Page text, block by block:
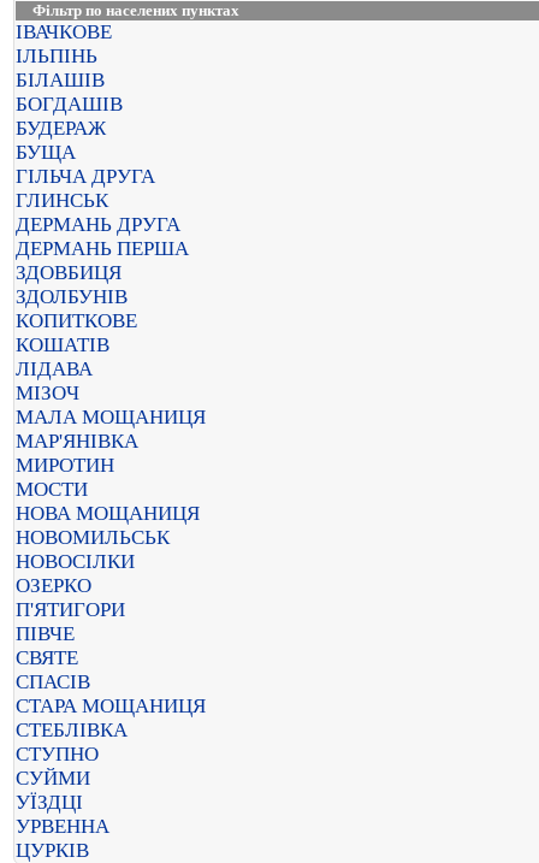
Фільтр по населених пунктах
ІВАЧКОВЕ
ІЛЬПІНЬ
БІЛАШІВ
БОГДАШІВ
БУДЕРАЖ
БУЩА
ГІЛЬЧА ДРУГА
ГЛИНСЬК
ДЕРМАНЬ ДРУГА
ДЕРМАНЬ ПЕРША
ЗДОВБИЦЯ
ЗДОЛБУНІВ
КОПИТКОВЕ
КОШАТІВ
ЛІДАВА
МІЗОЧ
МАЛА МОЩАНИЦЯ
МАР'ЯНІВКА
МИРОТИН
МОСТИ
НОВА МОЩАНИЦЯ
НОВОМИЛЬСЬК
НОВОСІЛКИ
ОЗЕРКО
П'ЯТИГОРИ
ПІВЧЕ
СВЯТЕ
СПАСІВ
СТАРА МОЩАНИЦЯ
СТЕБЛІВКА
СТУПНО
СУЙМИ
УЇЗДЦІ
УРВЕННА
ЦУРКІВ